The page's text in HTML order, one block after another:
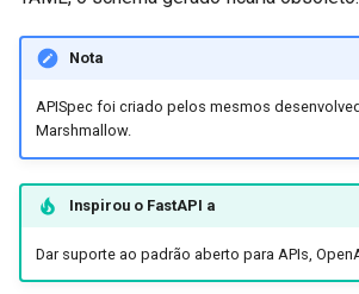
Nota
APISpec foi criado pelos mesmos
Marshmallow.
Inspirou o FastAPI a
Dar suporte ao padrão aberto para APIs,